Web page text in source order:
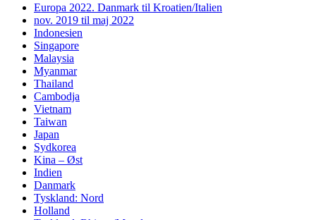
Europa 2022. Danmark til Kroatien/Italien
nov. 2019 til maj 2022
Indonesien
Singapore
Malaysia
Myanmar
Thailand
Cambodja
Vietnam
Taiwan
Japan
Sydkorea
Kina – Øst
Indien
Danmark
Tyskland: Nord
Holland